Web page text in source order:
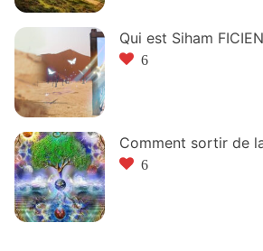
Qui est Siham
6
Comment sortir de
6